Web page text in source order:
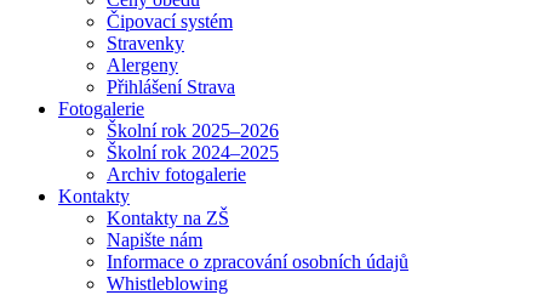
Čipovací systém
Stravenky
Alergeny
Přihlášení Strava
Fotogalerie
Školní rok 2025–2026
Školní rok 2024–2025
Archiv fotogalerie
Kontakty
Kontakty na ZŠ
Napište nám
Informace o zpracování osobních údajů
Whistleblowing